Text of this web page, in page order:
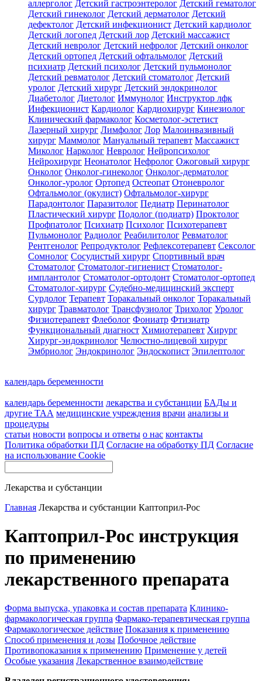
аллерголог Детский гастроэнтеролог Детский гематолог
Детский гинеколог Детский дерматолог Детский
дефектолог Детский инфекционист Детский кардиолог
Детский логопед Детский лор Детский массажист
Детский невролог Детский нефролог Детский онколог
Детский ортопед Детский офтальмолог Детский
психиатр Детский психолог Детский пульмонолог
Детский ревматолог Детский стоматолог Детский
уролог Детский хирург Детский эндокринолог
Диабетолог Диетолог Иммунолог Инструктор лфк
Инфекционист Кардиолог Кардиохирург Кинезиолог
Клинический фармаколог Косметолог-эстетист
Лазерный хирург Лимфолог Лор Малоинвазивный
хирург Маммолог Мануальный терапевт Массажист
Миколог Нарколог Невролог Нейропсихолог
Нейрохирург Неонатолог Нефролог Ожоговый хирург
Онколог Онколог-гинеколог Онколог-дерматолог
Онколог-уролог Ортопед Остеопат Отоневролог
Офтальмолог (окулист) Офтальмолог-хирург
Парадонтолог Паразитолог Педиатр Перинатолог
Пластический хирург Подолог (подиатр) Проктолог
Профпатолог Психиатр Психолог Психотерапевт
Пульмонолог Радиолог Реабилитолог Ревматолог
Рентгенолог Репродуктолог Рефлексотерапевт Сексолог
Сомнолог Сосудистый хирург Спортивный врач
Стоматолог Стоматолог-гигиенист Стоматолог-
имплантолог Стоматолог-ортодонт Стоматолог-ортопед
Стоматолог-хирург Судебно-медицинский эксперт
Сурдолог Терапевт Торакальный онколог Торакальный
хирург Травматолог Трансфузиолог Трихолог Уролог
Физиотерапевт Флеболог Фониатр Фтизиатр
Функциональный диагност Химиотерапевт Хирург
Хирург-эндокринолог Челюстно-лицевой хирург
Эмбриолог Эндокринолог Эндоскопист Эпилептолог
календарь беременности
календарь беременности лекарства и субстанции БАДы и
другие ТАА медицинские учреждения врачи анализы и
процедуры
статьи новости вопросы и ответы о нас контакты
Политика обработки ПД Согласие на обработку ПД Согласие
на использование Cookie
Лекарства и субстанции
Главная Лекарства и субстанции Каптоприл-Рос
Каптоприл-Рос инструкция
по применению
лекарственного препарата
Форма выпуска, упаковка и состав препарата Клинико-
фармакологическая группа Фармако-терапевтическая группа
Фармакологическое действие Показания к применению
Способ применения и дозы Побочное действие
Противопоказания к применению Применение у детей
Особые указания Лекарственное взаимодействие